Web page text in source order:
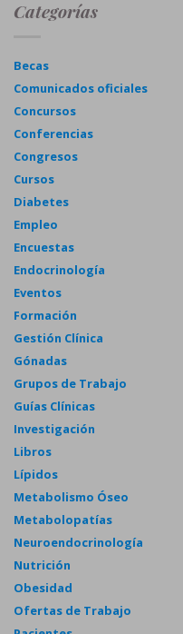
Categorías
Becas
Comunicados oficiales
Concursos
Conferencias
Congresos
Cursos
Diabetes
Empleo
Encuestas
Endocrinología
Eventos
Formación
Gestión Clínica
Gónadas
Grupos de Trabajo
Guías Clínicas
Investigación
Libros
Lípidos
Metabolismo Óseo
Metabolopatías
Neuroendocrinología
Nutrición
Obesidad
Ofertas de Trabajo